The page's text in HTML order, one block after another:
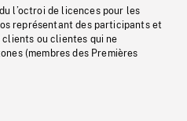
l’octroi de licences pour les
représentant des participants et
ou clientes qui ne
(membres des Premières